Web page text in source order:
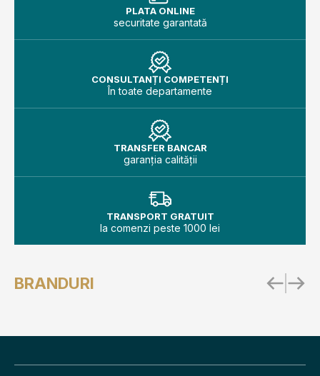
PLATA ONLINE
securitate garantată
CONSULTANȚI COMPETENȚI
În toate departamente
TRANSFER BANCAR
garanția calității
TRANSPORT GRATUIT
la comenzi peste 1000 lei
BRANDURI